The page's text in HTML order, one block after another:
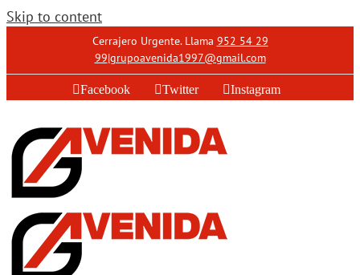
Skip to content
Cerrajero Urgente. Llama 952 54 29
99|grupoavenida1997@gmail.com
Facebook Twitter Instagram